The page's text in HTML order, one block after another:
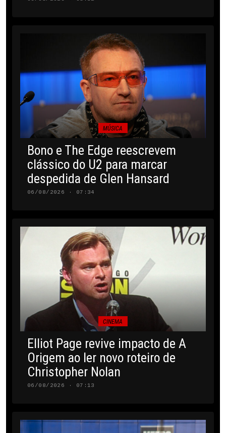
MÚSICA
Bono e The Edge reescrevem
clássico do U2 para marcar
despedida de Glen Hansard
06/08/2026 · 07:34
CINEMA
Elliot Page revive impacto de A
Origem ao ler novo roteiro de
Christopher Nolan
06/08/2026 · 07:13